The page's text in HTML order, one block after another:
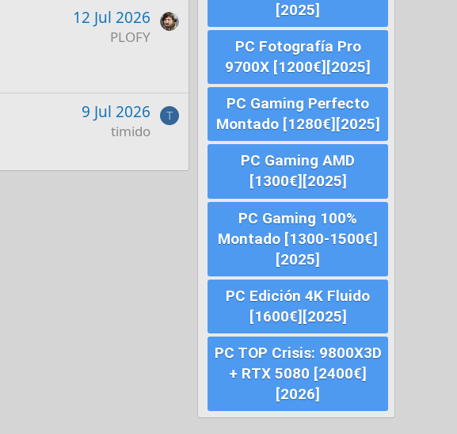
12 Jul 2026
PLOFY
9 Jul 2026
timido
T
[2025]
PC Fotografía Pro
9700X [1200€][2025]
PC Gaming Perfecto
Montado [1280€][2025]
PC Gaming AMD
[1300€][2025]
PC Gaming 100%
Montado [1300-1500€]
[2025]
PC Edición 4K Fluido
[1600€][2025]
PC TOP Crisis: 9800X3D
+ RTX 5080 [2400€]
[2026]